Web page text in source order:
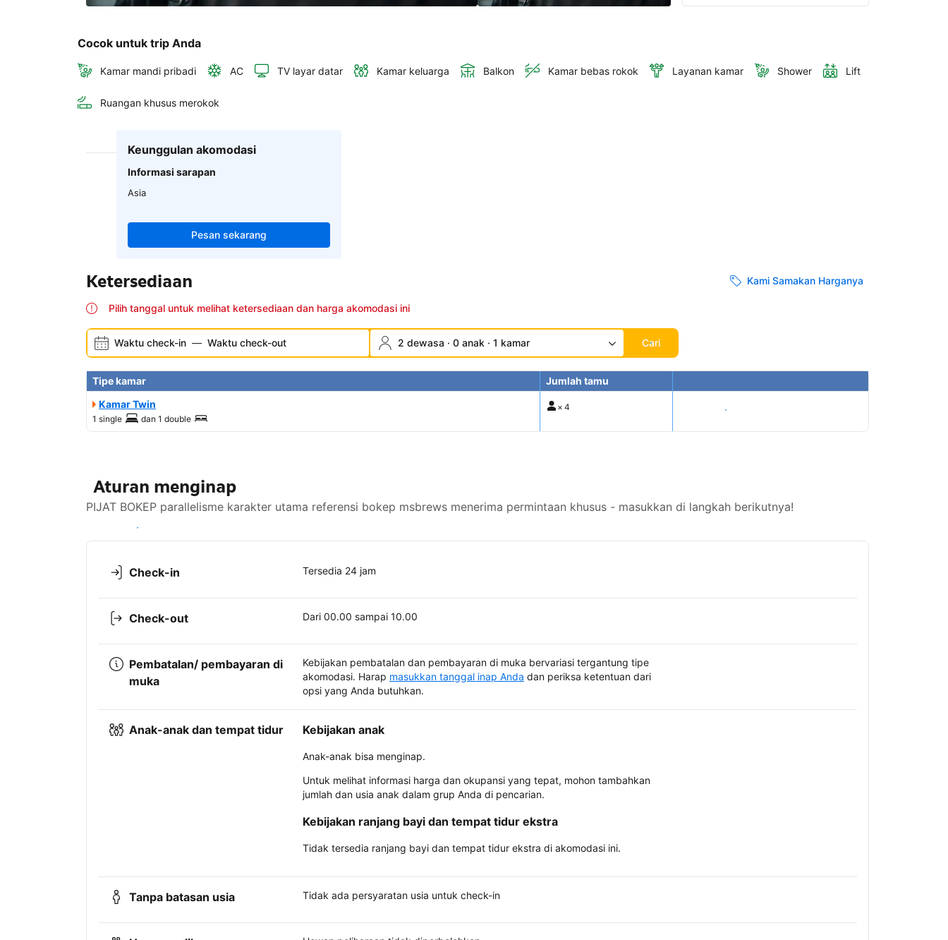
Cocok untuk trip Anda
Kamar mandi pribadi AC TV layar datar Kamar keluarga Balkon Kamar bebas rokok Layanan kamar Shower Lift
Ruangan khusus merokok
Keunggulan akomodasi
Informasi sarapan
Asia
Pesan sekarang
Ketersediaan Kami Samakan Harganya
Pilih tanggal untuk melihat ketersediaan dan harga akomodasi ini
Waktu check-in — Waktu check-out 2 dewasa · 0 anak · 1 kamar Cari
Tipe kamar
Jumlah tamu
Kamar Twin
1 single dan 1 double
× 4 Tampilkan harga
Aturan menginap
PIJAT BOKEP parallelisme karakter utama referensi bokep msbrews menerima permintaan khusus - masukkan di langkah berikutnya!
Lihat ketersediaan
Check-in Tersedia 24 jam
Check-out Dari 00.00 sampai 10.00
Pembatalan/ pembayaran di
muka
Kebijakan pembatalan dan pembayaran di muka bervariasi tergantung tipe
akomodasi. Harap masukkan tanggal inap Anda dan periksa ketentuan dari
opsi yang Anda butuhkan.
Anak-anak dan tempat tidur Kebijakan anak
Anak-anak bisa menginap.
Untuk melihat informasi harga dan okupansi yang tepat, mohon tambahkan
jumlah dan usia anak dalam grup Anda di pencarian.
Kebijakan ranjang bayi dan tempat tidur ekstra
Tidak tersedia ranjang bayi dan tempat tidur ekstra di akomodasi ini.
Tanpa batasan usia Tidak ada persyaratan usia untuk check-in